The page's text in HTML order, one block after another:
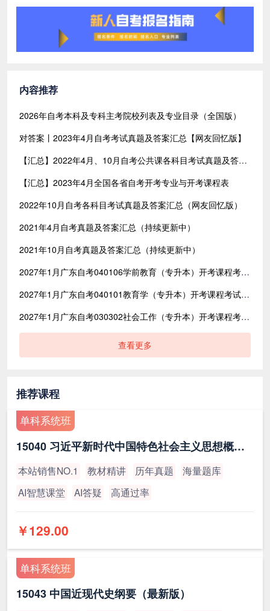
内容推荐
2026年自考本科及专科主考院校列表及专业目录（全国版）
对答案丨2023年4月自考考试真题及答案汇总【网友回忆版】
【汇总】2022年4月、10月自考公共课各科目考试真题及答案汇总（共含24科目）
【汇总】2023年4月全国各省自考开考专业与开考课程表
2022年10月自考各科目考试真题及答案汇总（网友回忆版）
2021年4月自考真题及答案汇总（持续更新中）
2021年10月自考真题及答案汇总（持续更新中）
2027年1月广东自考040106学前教育（专升本）开考课程考试时间安排表
2027年1月广东自考040101教育学（专升本）开考课程考试时间安排表
2027年1月广东自考030302社会工作（专升本）开考课程考试时间安排表
查看更多
推荐课程
单科系统班
15040 习近平新时代中国特色社会主义思想概论（最新版）
本站销售NO.1 教材精讲 历年真题
海量题库
AI智慧课堂
AI答疑 高通过率
￥129.00
单科系统班
15043 中国近现代史纲要（最新版）